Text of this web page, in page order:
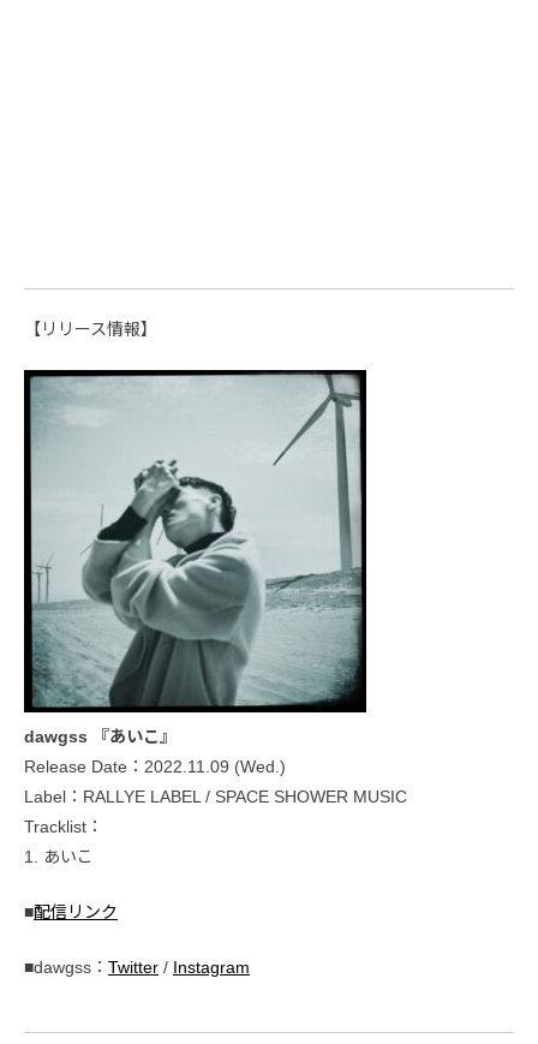
【リリース情報】
dawgss 『あいこ』
Release Date：2022.11.09 (Wed.)
Label：RALLYE LABEL / SPACE SHOWER MUSIC
Tracklist：
1. あいこ
■配信リンク
■dawgss： Twitter / Instagram